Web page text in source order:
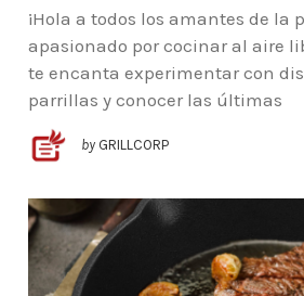
¡Hola a todos los amantes de la
apasionado por cocinar al aire
te encanta experimentar con
parrillas y conocer las últimas
by GRILLCORP